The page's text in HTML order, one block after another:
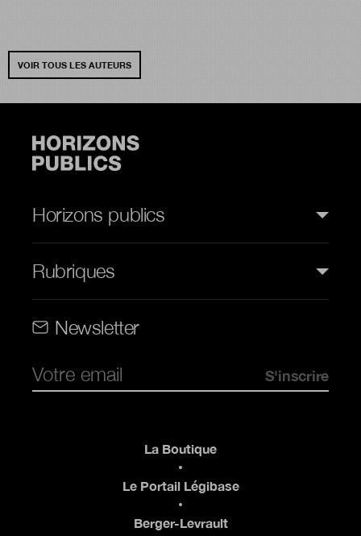
VOIR TOUS LES AUTEURS
Horizons publics
Rubriques
Newsletter
La Boutique
Le Portail Légibase
Berger-Levrault